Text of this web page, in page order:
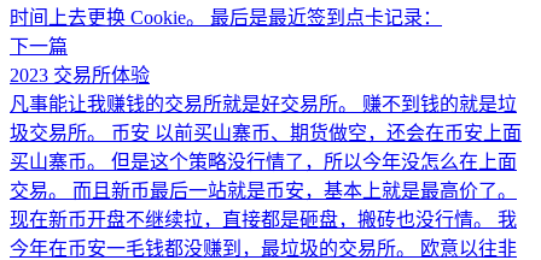
时间上去更换 Cookie。 最后是最近签到点卡记录：
下一篇
2023 交易所体验
凡事能让我赚钱的交易所就是好交易所。 赚不到钱的就是垃
圾交易所。 币安 以前买山寨币、期货做空，还会在币安上面
买山寨币。 但是这个策略没行情了，所以今年没怎么在上面
交易。 而且新币最后一站就是币安，基本上就是最高价了。
现在新币开盘不继续拉，直接都是砸盘，搬砖也没行情。 我
今年在币安一毛钱都没赚到，最垃圾的交易所。 欧意以往非